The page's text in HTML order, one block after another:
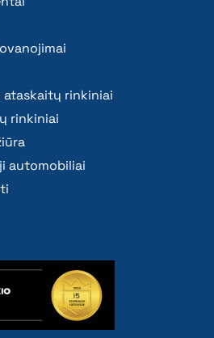
rinkiniai
rinkiniai
automobiliai